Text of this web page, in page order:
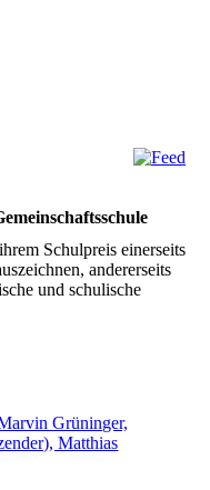
Schulpreis einerseits
andererseits
und schulische
Grüninger,
Matthias